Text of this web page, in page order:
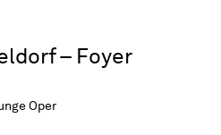
– Foyer
Oper